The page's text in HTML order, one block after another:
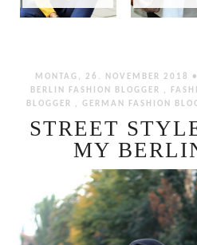
MONTAG, 26. NOVEMBER 2018 •
BERLIN FASHION BLOGGER
,
BLOGGER
, GERMAN FASHION
STREET
MY